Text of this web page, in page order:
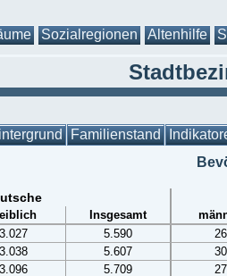
Sozialregionen Altenhilfe
Familienstand
Insgesamt
3.027 5.590
3.038 5.607
3.096 5.709